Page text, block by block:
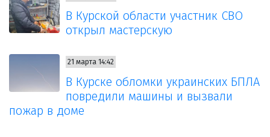
В Курской области участник СВО
открыл мастерскую
21 марта 14:42
В Курске обломки украинских БПЛА
повредили машины и вызвали
пожар в доме